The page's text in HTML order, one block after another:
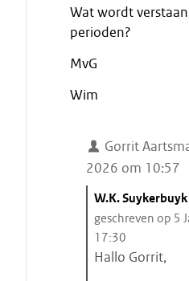
Wat wordt
perioden?
MvG
Wim
Gorrit
2026 om 10:57
C
i
t
a
W.K. Suykerbuyk
geschreven op 5
17:30
Hallo Gorrit,